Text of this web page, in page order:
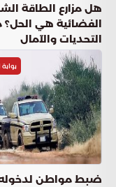
هل مزارع الطاقة
الفضائية هي الحل؟
التحديات والآمال
ضبط مواطن لدخوله